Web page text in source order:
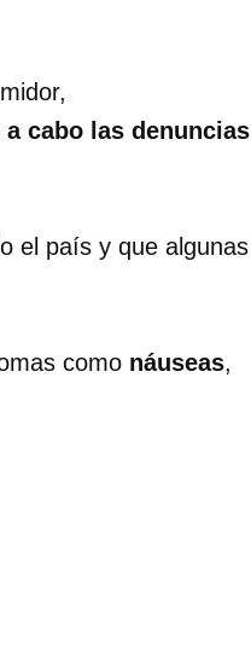
cabo las denuncias
el país y que algunas
como náuseas,